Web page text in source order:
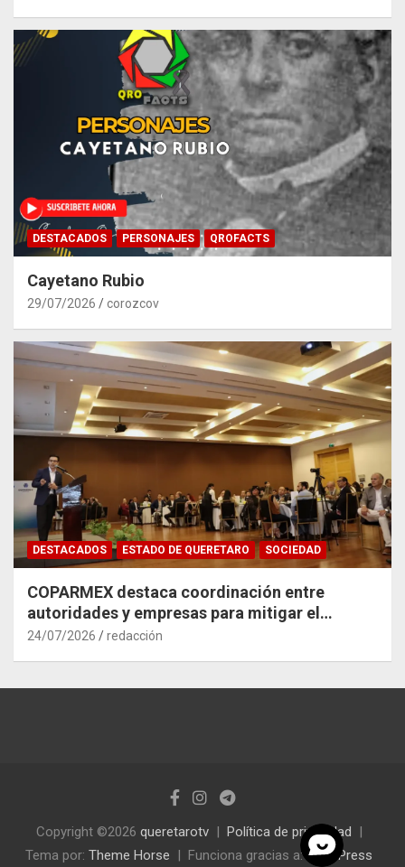
DESTACADOS PERSONAJES QROFACTS
Cayetano Rubio
29/07/2026 corozcov
DESTACADOS ESTADO DE QUERETARO SOCIEDAD
COPARMEX destaca coordinación entre
autoridades y empresas para mitigar el
impacto del Tren México–Querétaro
24/07/2026 redacción
Copyright ©2026 queretarotv
Política de privacidad
Tema por: Theme Horse Funciona gracias a: WordPress